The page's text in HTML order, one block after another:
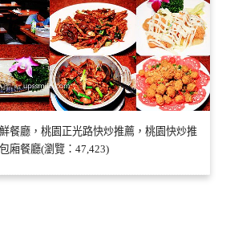
餐廳，桃園正光路快炒推薦，桃園快炒推
廂餐廳(瀏覽：47,423)